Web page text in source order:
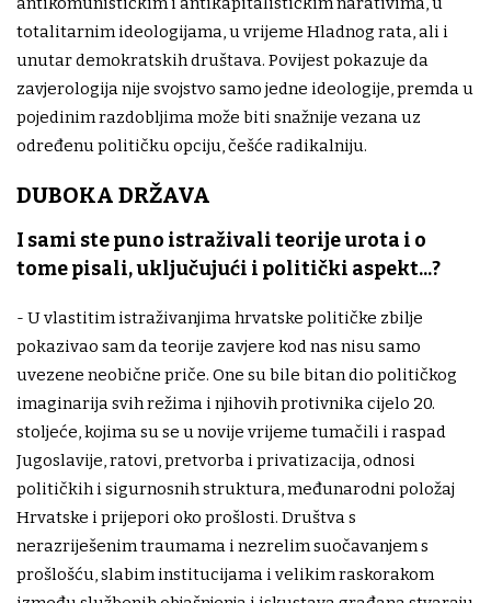
totalitarnim ideologijama, u vrijeme Hladnog rata, ali i
unutar demokratskih društava. Povijest pokazuje da
zavjerologija nije svojstvo samo jedne ideologije, premda u
pojedinim razdobljima može biti snažnije vezana uz
određenu političku opciju, češće radikalniju.
DUBOKA DRŽAVA
I sami ste puno istraživali teorije urota i o
tome pisali, uključujući i politički aspekt...?
- U vlastitim istraživanjima hrvatske političke zbilje
pokazivao sam da teorije zavjere kod nas nisu samo
uvezene neobične priče. One su bile bitan dio političkog
imaginarija svih režima i njihovih protivnika cijelo 20.
stoljeće, kojima su se u novije vrijeme tumačili i raspad
Jugoslavije, ratovi, pretvorba i privatizacija, odnosi
političkih i sigurnosnih struktura, međunarodni položaj
Hrvatske i prijepori oko prošlosti. Društva s
nerazriješenim traumama i nezrelim suočavanjem s
prošlošću, slabim institucijama i velikim raskorakom